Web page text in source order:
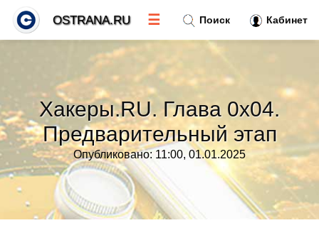
Хакеры.RU. Глава 0х04.
Предварительный этап
Опубликовано: 11:00, 01.01.2025
Поиск Кабинет
OSTRANA.RU ☰
Тренды новостей»
Рубрики»
Правила»